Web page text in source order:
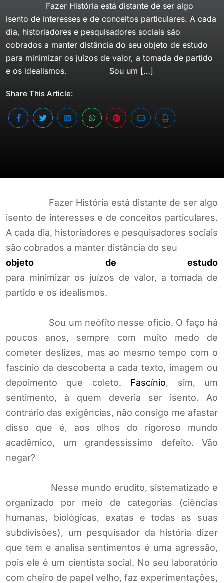
Fazer História está distante de ser algo
isento de interesses e de conceitos particulares. A cada
dia, historiadores e pesquisadores sociais são
cobrados a manter distância do seu objeto de estudo
para minimizar os juízos de valor, a tomada de partido
e os idealismos. Sou um […]
Share This Article:
Fazer História está distante de ser algo
isento de interesses e de conceitos particulares.
A cada dia, historiadores e pesquisadores sociais
são cobrados a manter distância do seu
objeto de estudo
para minimizar os juízos de valor, a tomada de
partido e os idealismos.
Sou um neófito nesse ofício. O faço há
poucos anos, sempre com muito medo de
cometer deslizes, mas ao mesmo tempo com o
fascínio da descoberta a cada texto, imagem ou
depoimento que coleto. Fascínio, sim, um
sentimento, à quem deveria ser isento. Ao
contrário das exigências, não consigo me afastar
disso que é, aos olhos do rigoroso mundo
acadêmico, um grandessíssimo defeito. Vão
negar?
Nesse mundo erudito, sistematizado e
organizado por meio de categorias (ciências
humanas, biológicas, exatas e todas as suas
subdivisões), um pesquisador da história dizer
que tem e analisa sentimentos é uma agressão,
pois ele é um cientista social. No seu laboratório
com cheiro de papel velho, faz experimentações,